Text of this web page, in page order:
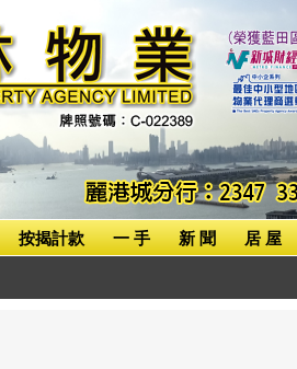
按揭計款 一 手 新 聞 居 屋